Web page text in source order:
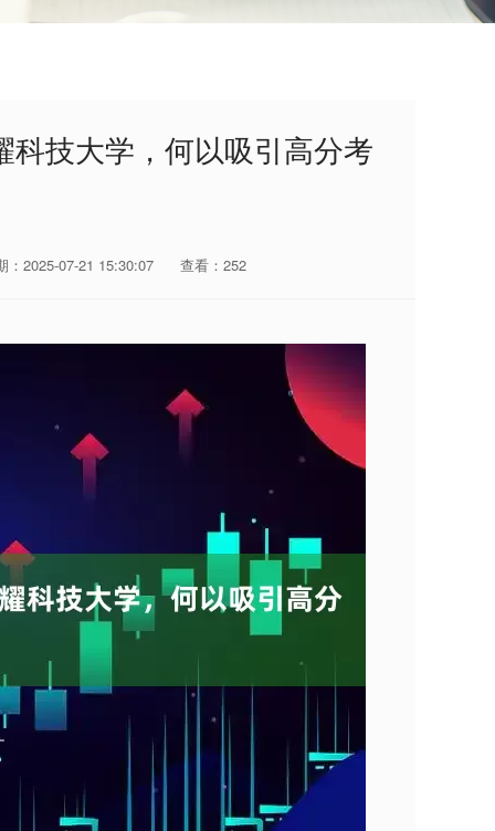
技大学，何以吸引高分考
：2025-07-21 15:30:07 查看：252